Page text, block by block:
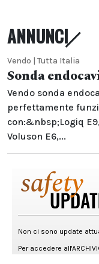
ANNUNCI
Vendo | Tutta Italia
Sonda
Vendo sonda
perfettamente
con:&nbsp;Logiq
Voluson E6,...